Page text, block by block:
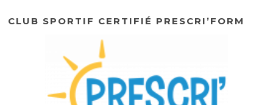
CLUB SPORTIF CERTIFIÉ PRESCRI’FORM